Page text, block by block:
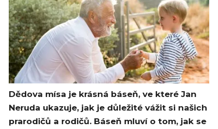
Dědova mísa je krásná báseň, ve které Jan
Neruda ukazuje, jak je důležité vážit si našich
prarodičů a rodičů. Báseň mluví o tom, jak se